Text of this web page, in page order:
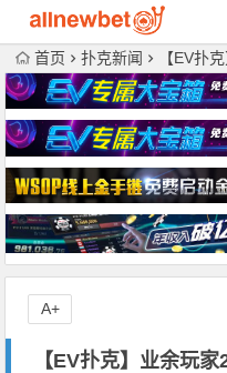
首页 扑克新闻 【EV扑克
【EV扑克】业余玩
A+